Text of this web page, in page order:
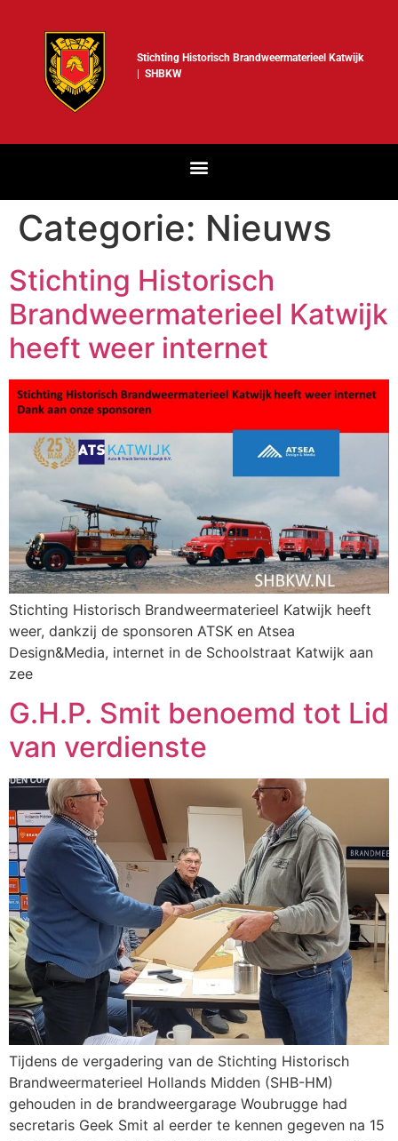
Stichting Historisch Brandweermaterieel Katwijk
| SHBKW
Categorie: Nieuws
Stichting Historisch
Brandweermaterieel Katwijk
heeft weer internet
Stichting Historisch Brandweermaterieel Katwijk heeft
weer, dankzij de sponsoren ATSK en Atsea
Design&Media, internet in de Schoolstraat Katwijk aan
zee
G.H.P. Smit benoemd tot Lid
van verdienste
Tijdens de vergadering van de Stichting Historisch
Brandweermaterieel Hollands Midden (SHB-HM)
gehouden in de brandweergarage Woubrugge had
secretaris Geek Smit al eerder te kennen gegeven na 15